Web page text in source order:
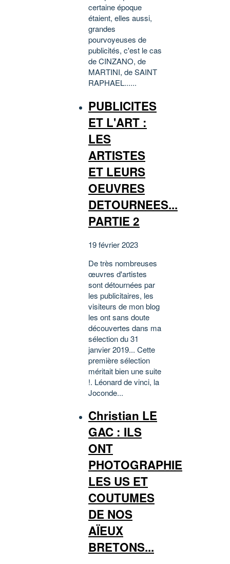
certaine époque
étaient, elles aussi,
grandes
pourvoyeuses de
publicités, c'est le cas
de CINZANO, de
MARTINI, de SAINT
RAPHAEL......
PUBLICITES
ET L'ART :
LES
ARTISTES
ET LEURS
OEUVRES
DETOURNEES...
PARTIE 2
19 février 2023
De très nombreuses
œuvres d'artistes
sont détournées par
les publicitaires, les
visiteurs de mon blog
les ont sans doute
découvertes dans ma
sélection du 31
janvier 2019... Cette
première sélection
méritait bien une suite
!. Léonard de vinci, la
Joconde...
Christian LE
GAC : ILS
ONT
PHOTOGRAPHIE
LES US ET
COUTUMES
DE NOS
AÏEUX
BRETONS...